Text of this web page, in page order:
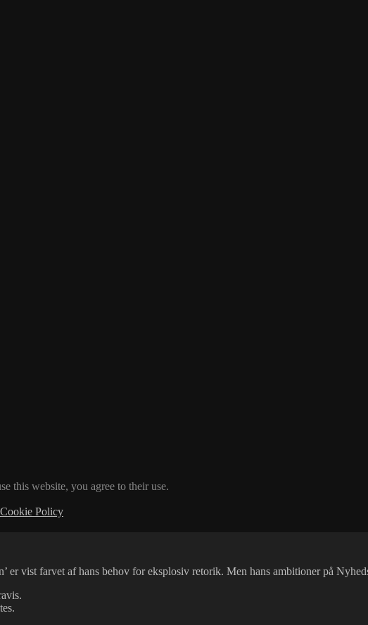
this website, you agree to their use.
Cookie Policy
er vist farvet af hans behov for eksplosiv retorik. Men hans ambitioner på